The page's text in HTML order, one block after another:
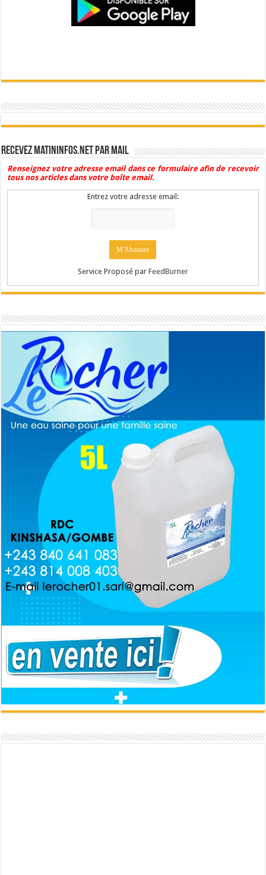
Recevez Matininfos.net par mail
Renseignez votre adresse email dans ce formulaire afin de recevoir
tous nos articles dans votre boîte email.
Entrez votre adresse email:
Service Proposé par FeedBurner